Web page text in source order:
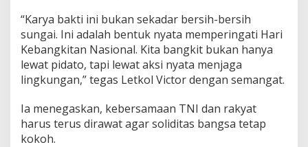
a
n
K
o
a
u
r
“Karya bakti ini bukan sekadar bersih-bersih
sungai. Ini adalah bentuk nyata memperingati Hari
Kebangkitan Nasional. Kita bangkit bukan hanya
lewat pidato, tapi lewat aksi nyata menjaga
lingkungan,” tegas Letkol Victor dengan semangat.
Ia menegaskan, kebersamaan TNI dan rakyat
harus terus dirawat agar soliditas bangsa tetap
kokoh.